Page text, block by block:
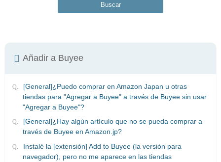
Buscar
Añadir a Buyee
[General]¿Puedo comprar en Amazon Japan u otras
tiendas para "Agregar a Buyee" a través de Buyee sin usar
"Agregar a Buyee"?
[General]¿Hay algún artículo que no se pueda comprar a
través de Buyee en Amazon.jp?
Instalé la [extensión] Add to Buyee (la versión para
navegador), pero no me aparece en las tiendas